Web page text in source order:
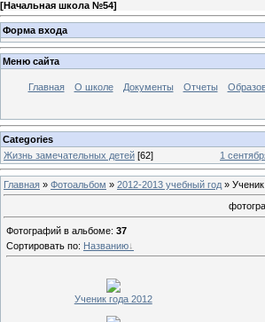
[Начальная школа №54]
Форма входа
Меню сайта
Главная О школе Документы Отчеты
Categories
Жизнь замечательных детей [62] 1
Главная » Фотоальбом » 2012-2013 учебный год »
Фотографий в альбоме: 37
Сортировать по: Названию
Ученик года 2012